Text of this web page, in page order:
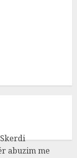
abuzim me